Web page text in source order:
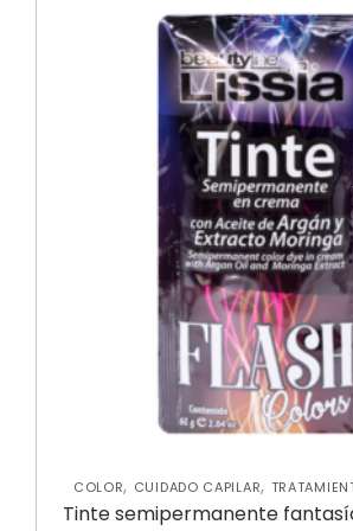
COLOR, CUIDADO CAPILAR,
Tinte semipermanente